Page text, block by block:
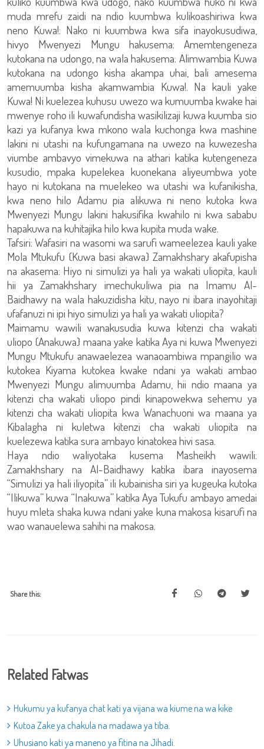
muda mrefu zaidi na ndio kuumbwa kulikoashiriwa kwa
neno Kuwa!: Nako ni kuumbwa kwa sifa inayokusudiwa,
hivyo Mwenyezi Mungu hakusema: Amemtengeneza
kutokana na udongo, na wala hakusema: Alimwambia Kuwa
kutokana na udongo kisha akampa uhai, bali amesema
amemuumba kisha akamwambia Kuwa!. Na kauli yake
Kuwa! Ni kuelezea kuhusu uwezo wa kumuumba kwake hai
mwenye roho ili kuwafundisha wasikilizaji kuwa kuumba sio
kazi ya kufanya kwa mkono wala kuchonga kwa mashine
lakini ni utashi na kufungamana na uwezo na kuwezesha
viumbe ambavyo vimekuwa na athari katika kutengeneza
kusudio, mpaka kupelekea kuonekana aliyeumbwa yote
hayo ni kutokana na muelekeo wa utashi wa kufanikisha,
kwa neno hilo Adamu pia alikuwa ni neno kutoka kwa
Mwenyezi Mungu lakini hakusifika kwahilo ni kwa sababu
hapakuwa na kuhitajika hilo kwa kupita muda wake.
Tafsiri: Wafasiri na wasomi wa sarufi wameelezea kauli yake
Mola Mtukufu {Kuwa basi akawa} Zamakhshary akafupisha
na akasema: Hiyo ni simulizi ya hali ya wakati uliopita, kauli
hii ya Zamakhshary imechukuliwa pia na Imamu Al-
Baidhawy na wala hakuzidisha kitu, nayo ni ibara inayohitaji
ufafanuzi ni ipi hiyo simulizi ya hali ya wakati uliopita?
Maimamu wawili wanakusudia kuwa kitenzi cha wakati
uliopo {Anakuwa} maana yake katika Aya ni kuwa Mwenyezi
Mungu Mtukufu anawaelezea wanaoambiwa mpangilio wa
kutokea Kiyama kutokea kwake ndani ya wakati ambao
Mwenyezi Mungu alimuumba Adamu, hii ndio maana ya
kitenzi cha wakati uliopo pindi kinapowekwa sehemu ya
kitenzi cha wakati uliopita kwa Wanachuoni wa maana ya
Kibalagha ni kuletwa kitenzi cha wakati uliopita na
kuelezewa katika sura ambayo kinatokea hivi sasa.
Haya ndio waliyotaka kusema Masheikh wawili:
Zamakhshary na Al-Baidhawy katika ibara inayosema
“Simulizi ya hali iliyopita” ili kubainisha siri ya kugeuka kutoka
“Ilikuwa” kuwa “Inakuwa” katika Aya Tukufu ambayo amedai
huyu mleta shaka kuwa ndani yake kuna makosa kisarufi na
wao wanauelewa sahihi na makosa.
Share this:
Related Fatwas
Hukumu ya kufanya chat kati ya vijana wa kiume na wa kike
Kutoa Zake ya chakula na madawa ya tiba.
Uhusiano kati ya maneno ya fitina na Jihadi.